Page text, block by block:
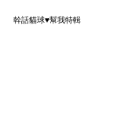
幹話貓球♥幫我特輯